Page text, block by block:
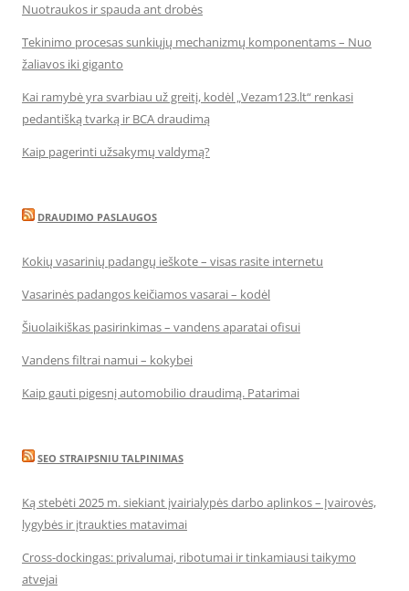
Nuotraukos ir spauda ant drobės
Tekinimo procesas sunkiųjų mechanizmų komponentams – Nuo
žaliavos iki giganto
Kai ramybė yra svarbiau už greitį, kodėl „Vezam123.lt“ renkasi
pedantišką tvarką ir BCA draudimą
Kaip pagerinti užsakymų valdymą?
DRAUDIMO PASLAUGOS
Kokių vasarinių padangų ieškote – visas rasite internetu
Vasarinės padangos keičiamos vasarai – kodėl
Šiuolaikiškas pasirinkimas – vandens aparatai ofisui
Vandens filtrai namui – kokybei
Kaip gauti pigesnį automobilio draudimą. Patarimai
SEO STRAIPSNIU TALPINIMAS
Ką stebėti 2025 m. siekiant įvairialypės darbo aplinkos – Įvairovės,
lygybės ir įtraukties matavimai
Cross-dockingas: privalumai, ribotumai ir tinkamiausi taikymo
atvejai